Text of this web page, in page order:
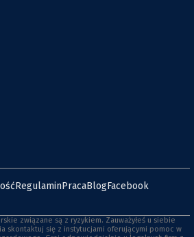
RegulaminPracaBlogFacebook
związane są z ryzykiem. Zauważyłeś u siebie
skontaktuj się z instytucjami oferującymi pomoc w